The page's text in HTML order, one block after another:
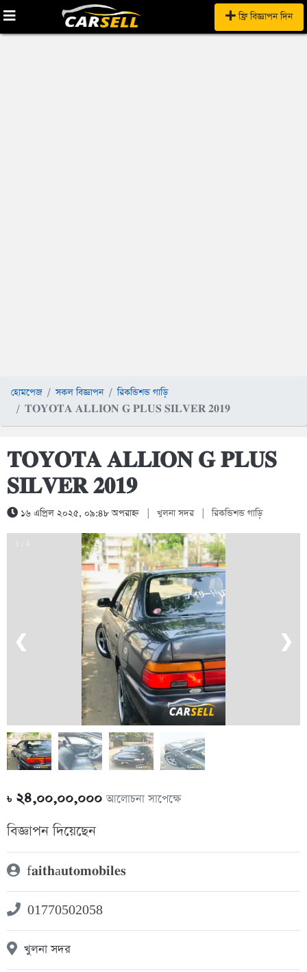
ফ্রি বিজ্ঞাপন দিন
হোমপেজ সকল বিজ্ঞাপন
রিকন্ডিশন্ড গাড়ি
𝐓𝐎𝐘𝐎𝐓𝐀 𝐀𝐋𝐋𝐈𝐎𝐍 𝐆 𝐏𝐋𝐔𝐒 𝐒𝐈𝐋𝐕𝐄𝐑 𝟐𝟎𝟏𝟗
𝐓𝐎𝐘𝐎𝐓𝐀 𝐀𝐋𝐋𝐈𝐎𝐍 𝐆 𝐏𝐋𝐔𝐒
𝐒𝐈𝐋𝐕𝐄𝐑 𝟐𝟎𝟏𝟗
১৬ এপ্রিল ২০২৫, ০৯:৪৮ অপরাহ্ন খুলনা সদর রিকন্ডিশন্ড গাড়ি
❮ ❯
৳২৪,০০,০০,০০০আলোচনা সাপেক্ষে
বিজ্ঞাপন দিয়েছেন
f𝐚𝐢𝐭𝐡a𝐮𝐭𝐨𝐦𝐨𝐛𝐢𝐥𝐞𝐬
01770502058
খুলনা সদর